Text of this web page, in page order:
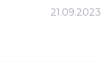
21.09.2023